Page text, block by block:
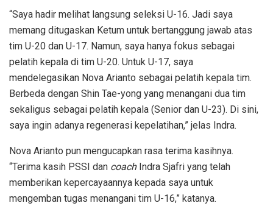
“Saya hadir melihat langsung seleksi U-16. Jadi saya
memang ditugaskan Ketum untuk bertanggung jawab atas
tim U-20 dan U-17. Namun, saya hanya fokus sebagai
pelatih kepala di tim U-20. Untuk U-17, saya
mendelegasikan Nova Arianto sebagai pelatih kepala tim.
Berbeda dengan Shin Tae-yong yang menangani dua tim
sekaligus sebagai pelatih kepala (Senior dan U-23). Di sini,
saya ingin adanya regenerasi kepelatihan,” jelas Indra.
Nova Arianto pun mengucapkan rasa terima kasihnya.
“Terima kasih PSSI dan coachIndra Sjafri yang telah
memberikan kepercayaannya kepada saya untuk
mengemban tugas menangani tim U-16,” katanya.